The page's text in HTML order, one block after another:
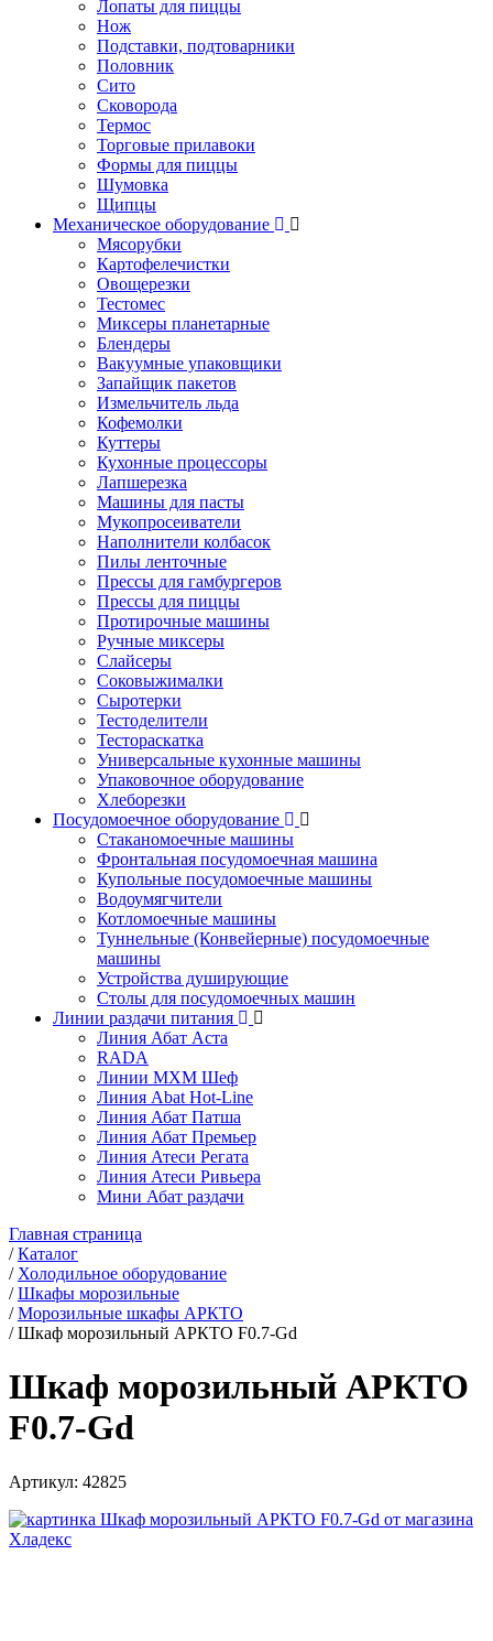
Лопаты для пиццы
Нож
Подставки, подтоварники
Половник
Сито
Сковорода
Термос
Торговые прилавоки
Формы для пиццы
Шумовка
Щипцы
Механическое оборудование
Мясорубки
Картофелечистки
Овощерезки
Тестомес
Миксеры планетарные
Блендеры
Вакуумные упаковщики
Запайщик пакетов
Измельчитель льда
Кофемолки
Куттеры
Кухонные процессоры
Лапшерезка
Машины для пасты
Мукопросеиватели
Наполнители колбасок
Пилы ленточные
Прессы для гамбургеров
Прессы для пиццы
Протирочные машины
Ручные миксеры
Слайсеры
Соковыжималки
Сыротерки
Тестоделители
Тестораскатка
Универсальные кухонные машины
Упаковочное оборудование
Хлеборезки
Посудомоечное оборудование
Стаканомоечные машины
Фронтальная посудомоечная машина
Купольные посудомоечные машины
Водоумягчители
Котломоечные машины
Туннельные (Конвейерные) посудомоечные
машины
Устройства душирующие
Столы для посудомоечных машин
Линии раздачи питания
Линия Абат Аста
RADA
Линии МХМ Шеф
Линия Abat Hot-Line
Линия Абат Патша
Линия Абат Премьер
Линия Атеси Регата
Линия Атеси Ривьера
Мини Абат раздачи
Главная страница
/Каталог
/ Холодильное оборудование
/Шкафы морозильные
/Морозильные шкафы АРКТО
/Шкаф морозильный АРКТО F0.7-Gd
Шкаф морозильный АРКТО
F0.7-Gd
Артикул: 42825